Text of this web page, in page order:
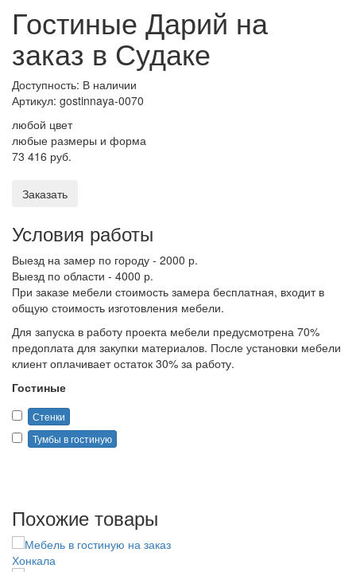
Гостиные Дарий на
заказ в Судаке
Доступность: В наличии
Артикул: gostinnaya-0070
любой цвет
любые размеры и форма
73 416 руб.
Заказать
Условия работы
Выезд на замер по городу - 2000 р.
Выезд по области - 4000 р.
При заказе мебели стоимость замера бесплатная, входит в
общую стоимость изготовления мебели.
Для запуска в работу проекта мебели предусмотрена 70%
предоплата для закупки материалов. После установки мебели
клиент оплачивает остаток 30% за работу.
Гостиные
Стенки
Тумбы в гостиную
Похожие товары